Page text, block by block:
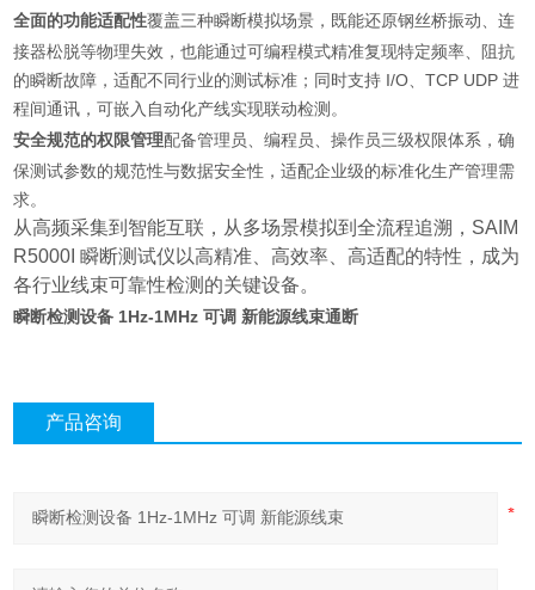
全面的功能适配性覆盖三种瞬断模拟场景，既能还原钢丝桥振动、连
接器松脱等物理失效，也能通过可编程模式精准复现特定频率、阻抗
的瞬断故障，适配不同行业的测试标准；同时支持 I/O、TCP UDP 进
程间通讯，可嵌入自动化产线实现联动检测。
安全规范的权限管理配备管理员、编程员、操作员三级权限体系，确
保测试参数的规范性与数据安全性，适配企业级的标准化生产管理需
求。
从高频采集到智能互联，从多场景模拟到全流程追溯，SAIM
R5000I 瞬断测试仪以高精准、高效率、高适配的特性，成为
各行业线束可靠性检测的关键设备。
瞬断检测设备 1Hz-1MHz 可调 新能源线束通断
产品咨询